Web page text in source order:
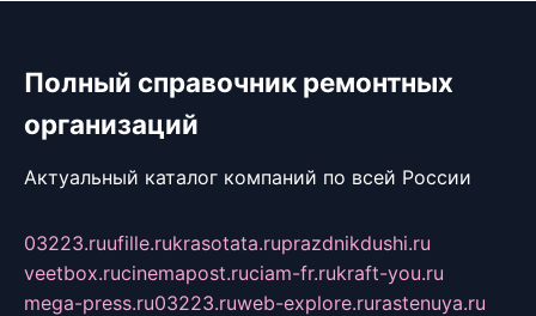
Полный справочник ремонтных
организаций
Актуальный каталог компаний по всей России
03223.ruufille.rukrasotata.ruprazdnikdushi.ru
veetbox.rucinemapost.ruciam-fr.rukraft-you.ru
mega-press.ru03223.ruweb-explore.rurastenuya.ru